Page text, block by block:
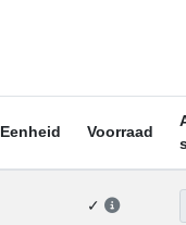
Eenheid Voorraad
✓